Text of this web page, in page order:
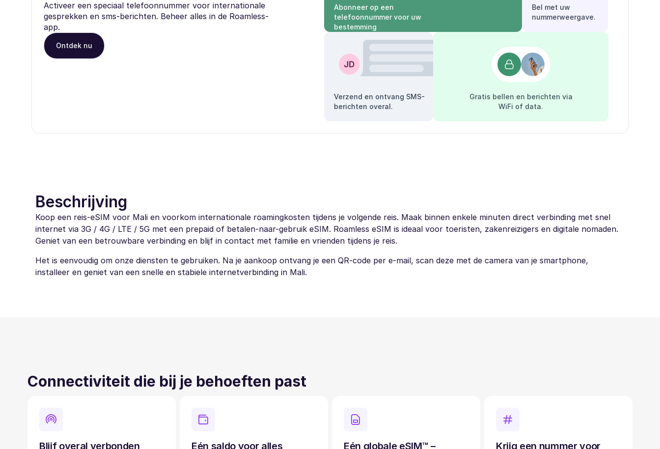
Activeer een speciaal telefoonnummer voor internationale
gesprekken en sms-berichten. Beheer alles in de Roamless-
app.
Ontdek nu
Abonneer op een
telefoonnummer voor uw
bestemming
Bel met uw
nummerweergave.
Verzend en ontvang SMS-
berichten overal.
Gratis bellen en berichten via
WiFi of data.
Beschrijving
Koop een reis-eSIM voor Mali en voorkom internationale roamingkosten tijdens je volgende reis. Maak binnen enkele minuten direct verbinding met snel
internet via 3G / 4G / LTE / 5G met een prepaid of betalen-naar-gebruik eSIM. Roamless eSIM is ideaal voor toeristen, zakenreizigers en digitale nomaden.
Geniet van een betrouwbare verbinding en blijf in contact met familie en vrienden tijdens je reis.
Het is eenvoudig om onze diensten te gebruiken. Na je aankoop ontvang je een QR-code per e-mail, scan deze met de camera van je smartphone,
installeer en geniet van een snelle en stabiele internetverbinding in Mali.
Connectiviteit die bij je behoeften past
Blijf overal verbonden Eén saldo voor alles
Eén globale eSIM™ –
Krijg een nummer voor